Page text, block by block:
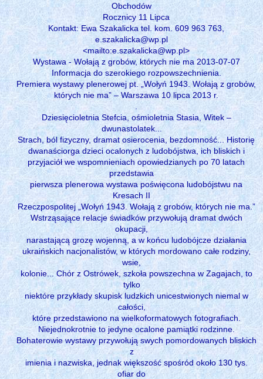
Obchodów
Rocznicy 11 Lipca
Kontakt: Ewa Szakalicka tel. kom. 609 963 763,
e.szakalicka@wp.pl
<mailto:e.szakalicka@wp.pl>
Wystawa - Wołają z grobów, których nie ma 2013-07-07
Informacja do szerokiego rozpowszechnienia.
Premiera wystawy plenerowej pt. „Wołyń 1943. Wołają z grobów,
których nie ma” – Warszawa 10 lipca 2013 r.
.
Dziesięcioletnia Stefcia, ośmioletnia Stasia, Witek –
dwunastolatek...
Strach, ból fizyczny, dramat osierocenia, bezdomność... Historię
dwanaściorga dzieci ocalonych z ludobójstwa, ich bliskich i
przyjaciół we wspomnieniach opowiedzianych po 70 latach
przedstawia
pierwsza plenerowa wystawa poświęcona ludobójstwu na
Kresach II
Rzeczpospolitej „Wołyń 1943. Wołają z grobów, których nie ma.”
Wstrząsające relacje świadków przywołują dramat dwóch
okupacji,
narastającą grozę wojenną, a w końcu ludobójcze działania
ukraińskich nacjonalistów, w których mordowano całe rodziny,
wsie,
kolonie... Chór z Ostrówek, szkoła powszechna w Zagajach, to
tylko
niektóre przykłady skupisk ludzkich unicestwionych niemal w
całości,
które przedstawiono na wielkoformatowych fotografiach.
Niejednokrotnie to jedyne ocalone pamiątki rodzinne.
Bohaterowie wystawy przywołują swych pomordowanych bliskich
z
imienia i nazwiska, jednak większość spośród około 130 tys.
ofiar do